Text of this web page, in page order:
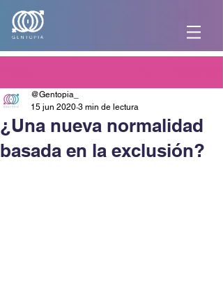
¿Una nueva normalidad
basada en la exclusión?
@Gentopia_
15 jun 2020 3 min de lectura